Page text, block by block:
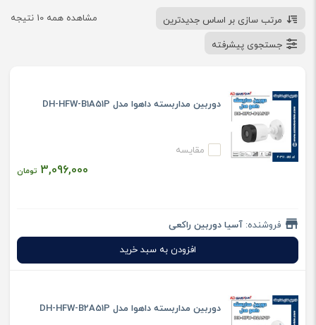
اینترنتی و لیست قیمت انواع دوربین مداربسته ایرانی و خارجی
وایرلس،رم خور،لامپی، دید در شب در اندازه های کوچک و بزرگ
مشاهده همه 10 نتیجه
مرتب سازی بر اساس جدیدترین
جستجوی پیشرفته
دوربین مداربسته داهوا مدل DH-HFW-B1A51P
مقایسه
3,096,000 تومان
فروشنده: آسیا دوربین راکعی
افزودن به سبد خرید
دوربین مداربسته داهوا مدل DH-HFW-B2A51P